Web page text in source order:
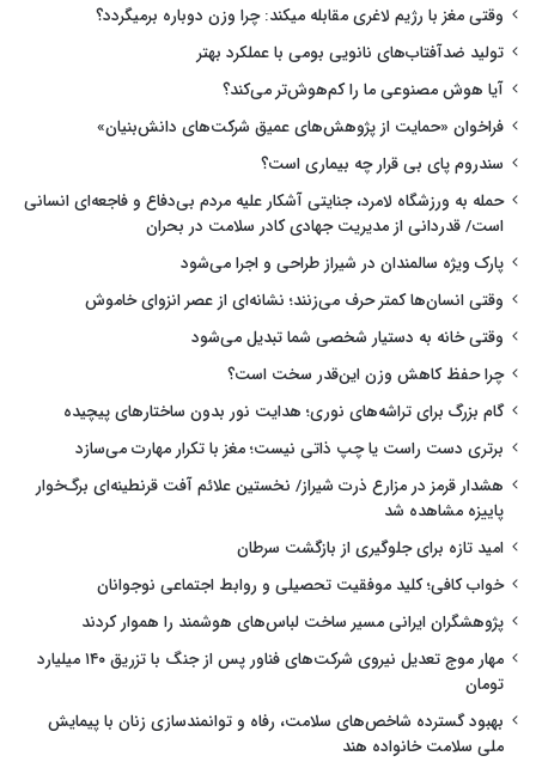
وقتی مغز با رژیم لاغری مقابله میکند: چرا وزن دوباره برمیگردد؟
تولید ضدآفتاب‌های نانویی بومی با عملکرد بهتر
آیا هوش مصنوعی ما را کم‌هوش‌تر می‌کند؟
فراخوان «حمایت از پژوهش‌های عمیق شرکت‌های دانش‌بنیان»
سندروم پای بی قرار چه بیماری است؟
حمله به ورزشگاه لامرد، جنایتی آشکار علیه مردم بی‌دفاع و فاجعه‌ای انسانی
است/ قدردانی از مدیریت جهادی کادر سلامت در بحران
پارک ویژه سالمندان در شیراز طراحی و اجرا می‌شود
وقتی انسان‌ها کمتر حرف می‌زنند؛ نشانه‌ای از عصر انزوای خاموش
وقتی خانه به دستیار شخصی شما تبدیل می‌شود
چرا حفظ کاهش وزن این‌قدر سخت است؟
گام بزرگ برای تراشه‌های نوری؛ هدایت نور بدون ساختارهای پیچیده
برتری دست راست یا چپ ذاتی نیست؛ مغز با تکرار مهارت می‌سازد
هشدار قرمز در مزارع ذرت شیراز/ نخستین علائم آفت قرنطینه‌ای برگ‌خوار
پاییزه مشاهده شد
امید تازه برای جلوگیری از بازگشت سرطان
خواب کافی؛ کلید موفقیت تحصیلی و روابط اجتماعی نوجوانان
پژوهشگران ایرانی مسیر ساخت لباس‌های هوشمند را هموار کردند
مهار موج تعدیل نیروی شرکت‌های فناور پس از جنگ با تزریق ۱۴۰ میلیارد
تومان
بهبود گسترده شاخص‌های سلامت، رفاه و توانمندسازی زنان با پیمایش
ملی سلامت خانواده هند